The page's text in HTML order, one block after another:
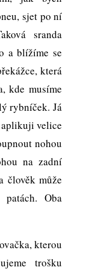
sjet po ní
sranda
a blížíme se
která
kde musíme
rybníček. Já
velice
nohou
na zadní
člověk může
Oba
kterou
trošku